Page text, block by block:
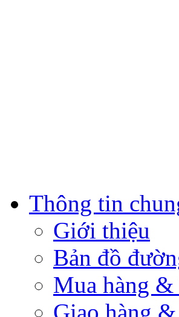
Thông tin
Giới thiệu
Bản đồ
Mua hàng &
Giao hàng